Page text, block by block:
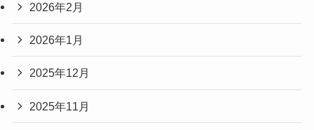
2026年2月
2026年1月
2025年12月
2025年11月